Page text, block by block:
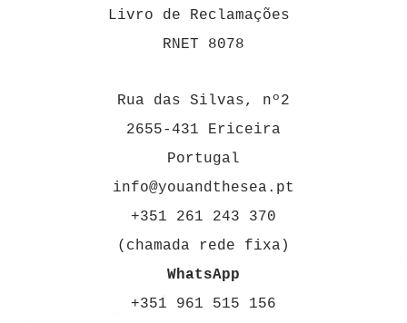
Livro de Reclamações
RNET 8078
Rua das Silvas, nº2
2655-431 Ericeira
Portugal
info@youandthesea.pt
+351 261 243 370
(chamada rede fixa)
WhatsApp
+351 961 515 156